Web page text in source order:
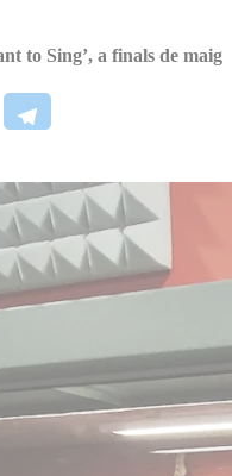
to Sing’, a finals de maig